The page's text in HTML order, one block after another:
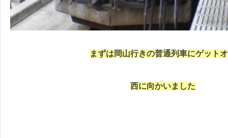
まずは岡山行きの普通列車にゲット
西に向かいました